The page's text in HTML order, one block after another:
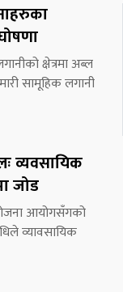
क्षेत्रमा अब्ल
सामूहिक लगानी
व्यवसायिक
जोड
आयोगसँगको
व्यावसायिक